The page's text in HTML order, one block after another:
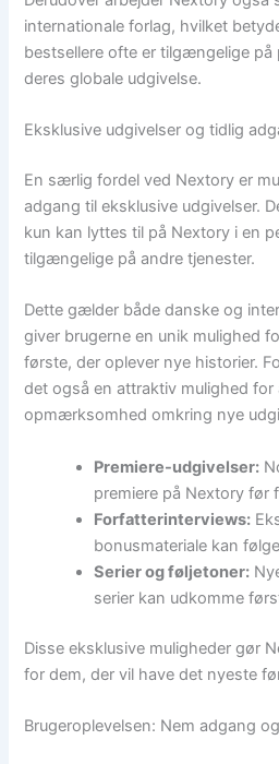
internationale forlag, hvilket
bestsellere ofte er tilgængelige
deres globale udgivelse.
Eksklusive udgivelser og tidlig
En særlig fordel ved Nextory er
adgang til eksklusive udgivelser.
kun kan lyttes til på Nextory i en
tilgængelige på andre tjenester.
Dette gælder både danske og
giver brugerne en unik mulighed
første, der oplever nye historier.
det også en attraktiv mulighed for
opmærksomhed omkring nye
Premiere-udgivelser:
premiere på Nextory før
Forfatterinterviews:
bonusmateriale kan
Serier og føljetoner:
serier kan udkomme
Disse eksklusive muligheder gør
for dem, der vil have det nyeste
Brugeroplevelsen: Nem adgang